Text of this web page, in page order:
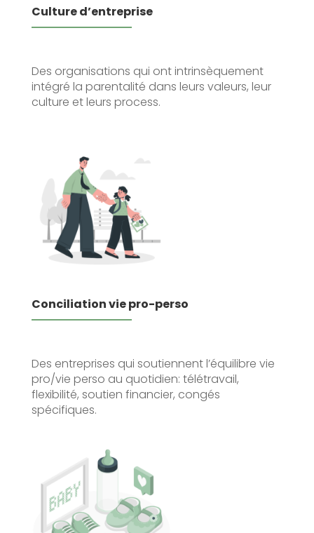
Culture d’entreprise
Des organisations qui ont intrinsèquement
intégré la parentalité dans leurs valeurs, leur
culture et leurs process.
Conciliation vie pro-perso
Des entreprises qui soutiennent l’équilibre vie
pro/vie perso au quotidien: télétravail,
flexibilité, soutien financier, congés
spécifiques.